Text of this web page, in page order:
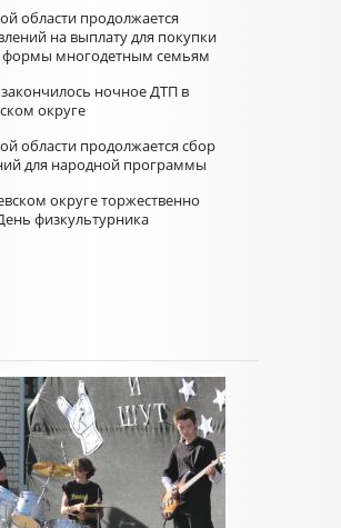
области продолжается
на выплату для покупки
многодетным семьям
ночное ДТП в
округе
области продолжается сбор
для народной программы
округе торжественно
физкультурника